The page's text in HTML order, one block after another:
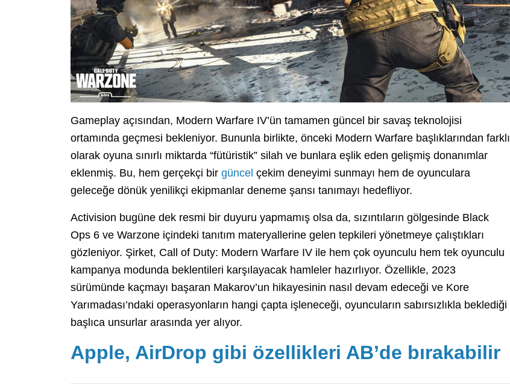
Gameplay açısından, Modern Warfare IV’ün tamamen güncel bir savaş teknolojisi
ortamında geçmesi bekleniyor. Bununla birlikte, önceki Modern Warfare başlıklarından farklı
olarak oyuna sınırlı miktarda “fütüristik” silah ve bunlara eşlik eden gelişmiş donanımlar
eklenmiş. Bu, hem gerçekçi bir güncel çekim deneyimi sunmayı hem de oyunculara
geleceğe dönük yenilikçi ekipmanlar deneme şansı tanımayı hedefliyor.
Activision bugüne dek resmi bir duyuru yapmamış olsa da, sızıntıların gölgesinde Black
Ops 6 ve Warzone içindeki tanıtım materyallerine gelen tepkileri yönetmeye çalıştıkları
gözleniyor. Şirket, Call of Duty: Modern Warfare IV ile hem çok oyunculu hem tek oyunculu
kampanya modunda beklentileri karşılayacak hamleler hazırlıyor. Özellikle, 2023
sürümünde kaçmayı başaran Makarov’un hikayesinin nasıl devam edeceği ve Kore
Yarımadası’ndaki operasyonların hangi çapta işleneceği, oyuncuların sabırsızlıkla beklediği
başlıca unsurlar arasında yer alıyor.
Apple, AirDrop gibi özellikleri AB’de bırakabilir